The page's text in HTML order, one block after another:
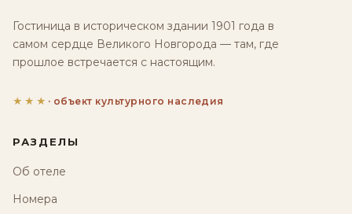
Гостиница в историческом здании 1901 года в
самом сердце Великого Новгорода — там, где
прошлое встречается с настоящим.
★★★ · объект культурного наследия
РАЗДЕЛЫ
Об отеле
Номера